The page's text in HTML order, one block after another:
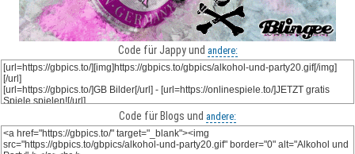
Code für Jappy und andere:
Code für Blogs und andere: